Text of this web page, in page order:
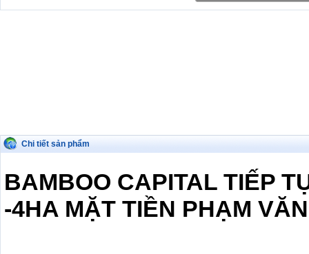
Chi tiết sản phẩm
BAMBOO CAPITAL TIẾP
-4HA MẶT TIỀN PHẠM